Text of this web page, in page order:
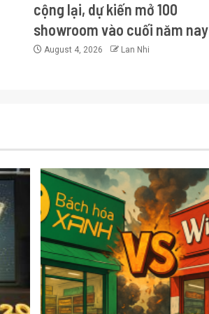
cộng lại, dự kiến mở 100
showroom vào cuối năm nay
August 4, 2026 Lan Nhi